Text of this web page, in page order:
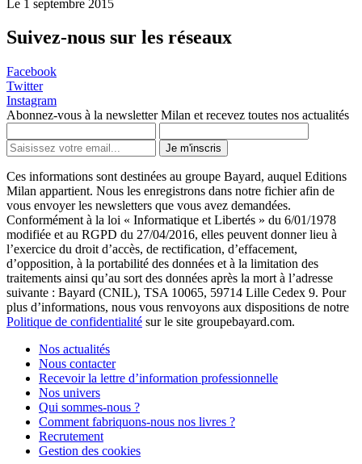
Le 1 septembre 2015
Suivez-nous sur les réseaux
Facebook
Twitter
Instagram
Abonnez-vous à la newsletter Milan et recevez toutes nos actualités
Je m'inscris
Ces informations sont destinées au groupe Bayard, auquel Editions
Milan appartient. Nous les enregistrons dans notre fichier afin de
vous envoyer les newsletters que vous avez demandées.
Conformément à la loi « Informatique et Libertés » du 6/01/1978
modifiée et au RGPD du 27/04/2016, elles peuvent donner lieu à
l’exercice du droit d’accès, de rectification, d’effacement,
d’opposition, à la portabilité des données et à la limitation des
traitements ainsi qu’au sort des données après la mort à l’adresse
suivante : Bayard (CNIL), TSA 10065, 59714 Lille Cedex 9. Pour
plus d’informations, nous vous renvoyons aux dispositions de notre
Politique de confidentialité sur le site groupebayard.com.
Nos actualités
Nous contacter
Recevoir la lettre d’information professionnelle
Nos univers
Qui sommes-nous ?
Comment fabriquons-nous nos livres ?
Recrutement
Gestion des cookies